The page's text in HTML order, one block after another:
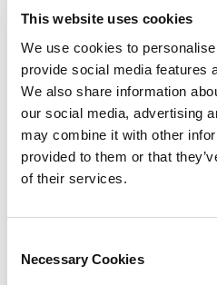
This website uses cookies
We use cookies to
provide social media features
We also share information
our social media, advertising
may combine it with other
provided to them or that
of their services.
Necessary Cookies
「2022年度版ハイペリ
ポート」
もあわ
【AQX®知的財産総合
知財ソリューション業
ップと革
高評価